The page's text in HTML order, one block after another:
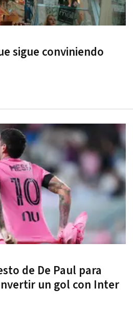
sigue conviniendo
de De Paul para
un gol con Inter